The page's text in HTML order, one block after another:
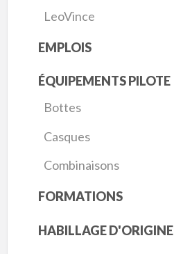
LeoVince
EMPLOIS
ÉQUIPEMENTS PILOTE
Bottes
Casques
Combinaisons
FORMATIONS
HABILLAGE D'ORIGINE